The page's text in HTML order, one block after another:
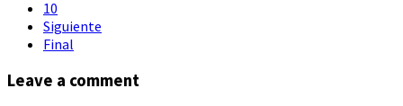
10
Siguiente
Final
Leave a comment